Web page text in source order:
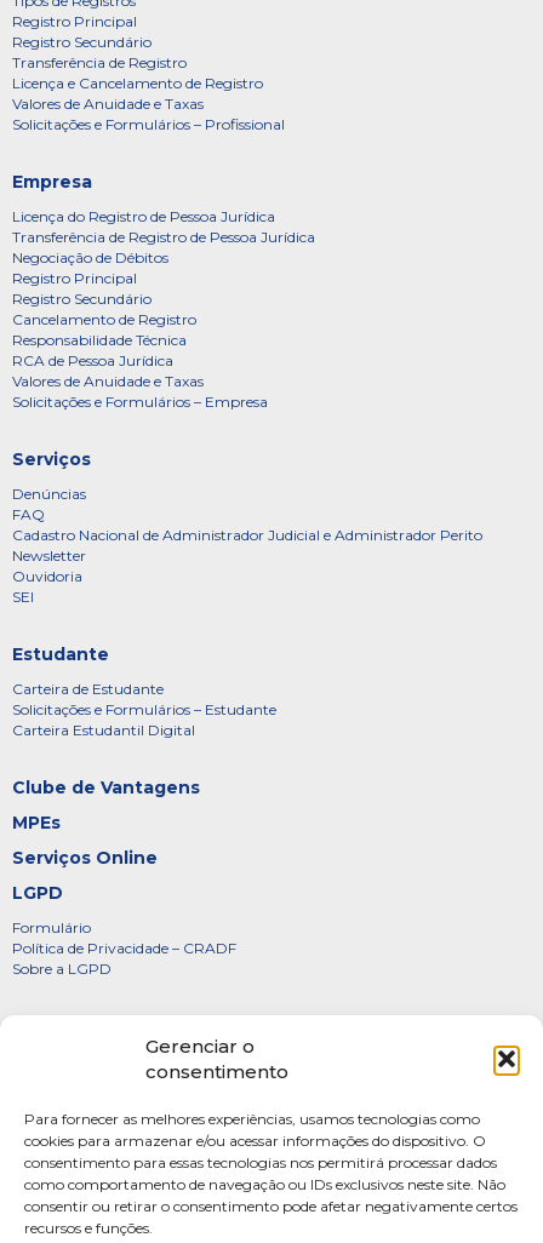
Gerenciar o
consentimento
Para fornecer as melhores experiências, usamos tecnologias como
cookies para armazenar e/ou acessar informações do dispositivo. O
consentimento para essas tecnologias nos permitirá processar dados
como comportamento de navegação ou IDs exclusivos neste site. Não
consentir ou retirar o consentimento pode afetar negativamente certos
recursos e funções.
Registro Principal
Registro Secundário
Transferência de Registro
Licença e Cancelamento de Registro
Valores de Anuidade e Taxas
Solicitações e Formulários – Profissional
Empresa
Licença do Registro de Pessoa Jurídica
Transferência de Registro de Pessoa Jurídica
Negociação de Débitos
Registro Principal
Registro Secundário
Cancelamento de Registro
Responsabilidade Técnica
RCA de Pessoa Jurídica
Valores de Anuidade e Taxas
Solicitações e Formulários – Empresa
Serviços
Denúncias
FAQ
Cadastro Nacional de Administrador Judicial e Administrador Perito
Newsletter
Ouvidoria
SEI
Estudante
Carteira de Estudante
Solicitações e Formulários – Estudante
Carteira Estudantil Digital
Clube de Vantagens
MPEs
Serviços Online
LGPD
Formulário
Política de Privacidade – CRADF
Sobre a LGPD
Diretoria
FOTOS
Webmail
Artigos